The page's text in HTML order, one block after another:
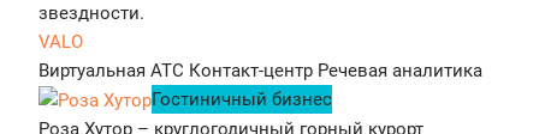
звездности.
VALO
Виртуальная АТС Контакт-центр Речевая аналитика
Гостиничный бизнес
Роза Хутор – круглогодичный горный курорт